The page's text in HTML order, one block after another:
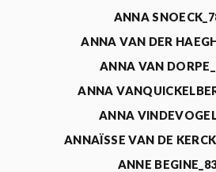
ANNA
ANNA VAN DER
ANNA VAN
ANNA
ANNA
ANNAÏSSE VAN DE
ANNE